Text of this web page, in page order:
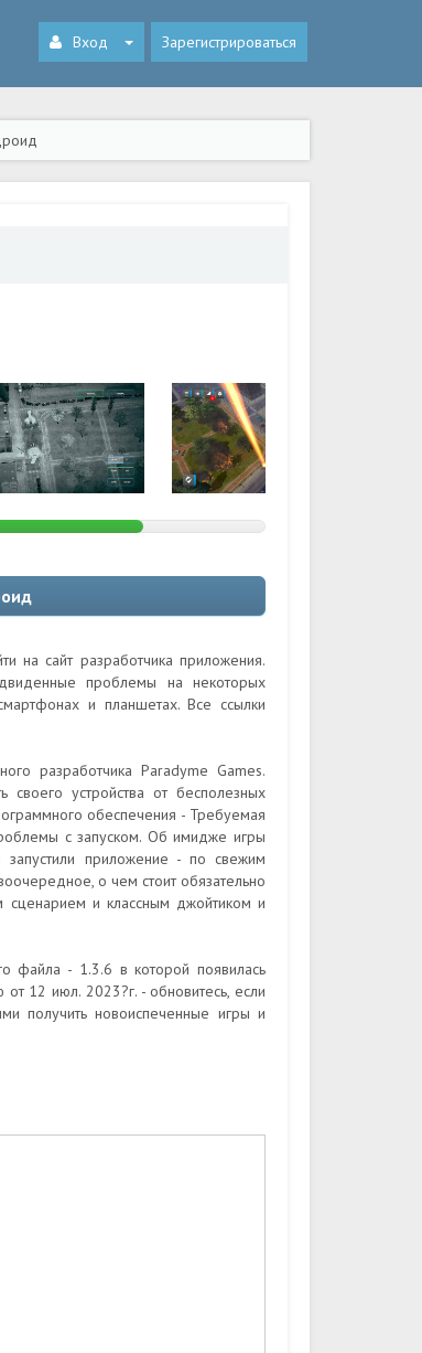
Вход Зарегистрироваться
на сайт разработчика приложения.
проблемы на некоторых
и планшетах. Все ссылки
разработчика Paradyme Games.
своего устройства от бесполезных
обеспечения - Требуемая
с запуском. Об имидже игры
запустили приложение - по свежим
о чем стоит обязательно
сценарием и классным джойтиком и
файла - 1.3.6 в которой появилась
12 июл. 2023?г. - обновитесь, если
получить новоиспеченные игры и